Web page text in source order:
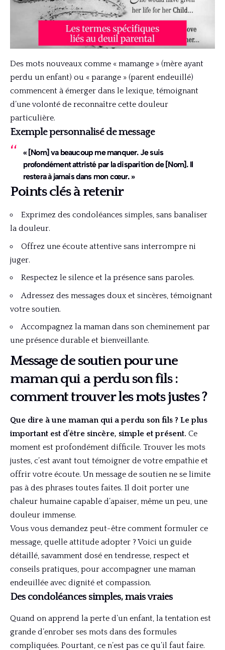
Des mots nouveaux comme « mamange » (mère ayant
perdu un enfant) ou « parange » (parent endeuillé)
commencent à émerger dans le lexique, témoignant
d’une volonté de reconnaître cette douleur
particulière.
Exemple personnalisé de message
« [Nom] va beaucoup me manquer. Je suis
profondément attristé par la disparition de [Nom]. Il
restera à jamais dans mon cœur. »
Points clés à retenir
Exprimez des condoléances simples, sans banaliser
la douleur.
Offrez une écoute attentive sans interrompre ni
juger.
Respectez le silence et la présence sans paroles.
Adressez des messages doux et sincères, témoignant
votre soutien.
Accompagnez la maman dans son cheminement par
une présence durable et bienveillante.
Message de soutien pour une
maman qui a perdu son fils :
comment trouver les mots justes ?
Que dire à une maman qui a perdu son fils ? Le plus
important est d’être sincère, simple et présent. Ce
moment est profondément difficile. Trouver les mots
justes, c’est avant tout témoigner de votre empathie et
offrir votre écoute. Un message de soutien ne se limite
pas à des phrases toutes faites. Il doit porter une
chaleur humaine capable d’apaiser, même un peu, une
douleur immense.
Vous vous demandez peut-être comment formuler ce
message, quelle attitude adopter ? Voici un guide
détaillé, savamment dosé en tendresse, respect et
conseils pratiques, pour accompagner une maman
endeuillée avec dignité et compassion.
Des condoléances simples, mais vraies
Quand on apprend la perte d’un enfant, la tentation est
grande d’enrober ses mots dans des formules
compliquées. Pourtant, ce n’est pas ce qu’il faut faire.